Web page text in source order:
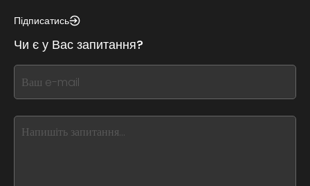
this,
this
form
field
blank
Підписатись
Чи є у Вас запитання?
If
you
this,